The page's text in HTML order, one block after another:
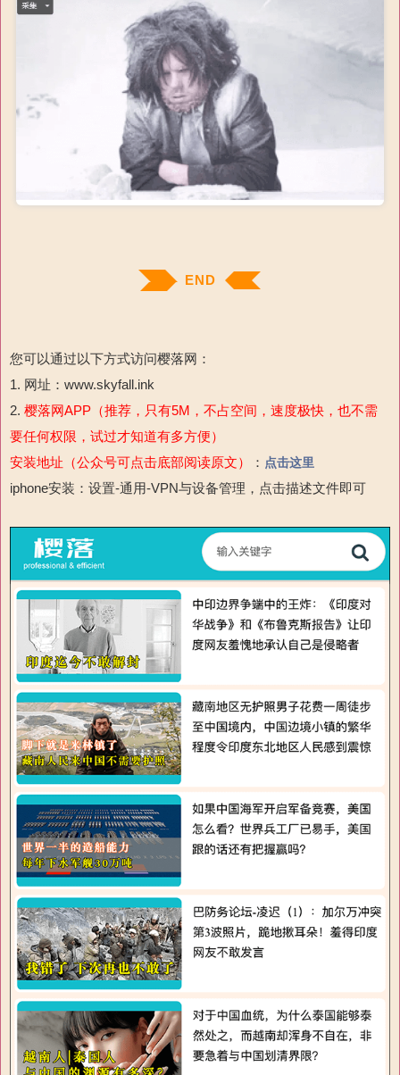
END
您可以通过以下方式访问樱落网：
1. 网址：www.skyfall.ink
2. 樱落网APP（推荐，只有5M，不占空间，速度极快，也不需
要任何权限，试过才知道有多方便）
安装地址（公众号可点击底部阅读原文）
： 点击这里
iphone安装：设置-通用-VPN与设备管理，点击描述文件即可